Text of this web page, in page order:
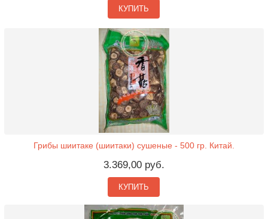
КУПИТЬ
Грибы шиитаке (шиитаки) сушеные - 500 гр. Китай.
3.369,00 руб.
КУПИТЬ